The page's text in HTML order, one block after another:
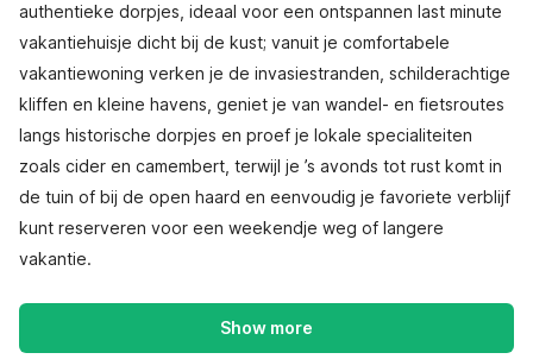
authentieke dorpjes, ideaal voor een ontspannen last minute
vakantiehuisje dicht bij de kust; vanuit je comfortabele
vakantiewoning verken je de invasiestranden, schilderachtige
kliffen en kleine havens, geniet je van wandel- en fietsroutes
langs historische dorpjes en proef je lokale specialiteiten
zoals cider en camembert, terwijl je ’s avonds tot rust komt in
de tuin of bij de open haard en eenvoudig je favoriete verblijf
kunt reserveren voor een weekendje weg of langere
vakantie.
Show more